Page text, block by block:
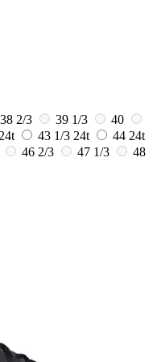
38 2/3 39 1/3
40
24t 43 1/3 24t 44 24t
46 2/3 47 1/3
48